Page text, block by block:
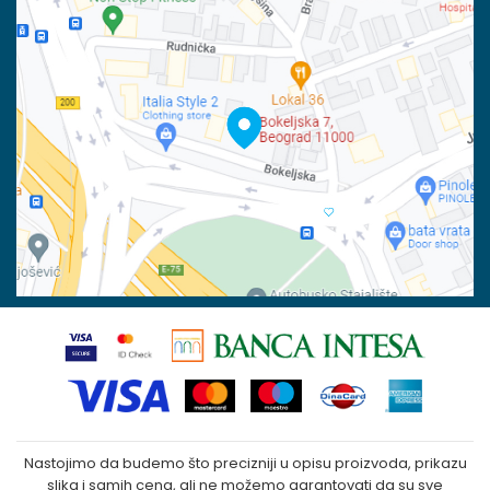
Račun
Banka Intesa 160-6000001244963-48
PIB:
100023031
Matični broj:
07790937
Isporuka
Pravo na odustajanje
Reklamacije
Povraćaj sredstava
Zamena veličine i zamena artikla za drugi
Kako kupiti
Nastojimo da budemo što precizniji u opisu proizvoda, prikazu
slika i samih cena, ali ne možemo garantovati da su sve